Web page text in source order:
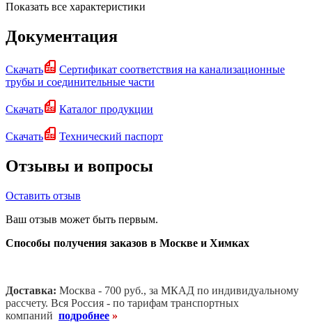
Показать все характеристики
Документация
Скачать
Сертификат соответствия на канализационные
трубы и соединительные части
Скачать Каталог продукции
Скачать Технический паспорт
Отзывы и вопросы
Оставить отзыв
Ваш отзыв может быть первым.
Способы получения заказов в Москве и Химках
Доставка: Москва - 700 руб., за МКАД по индивидуальному
рассчету. Вся Россия - по тарифам транспортных
компаний подробнее »